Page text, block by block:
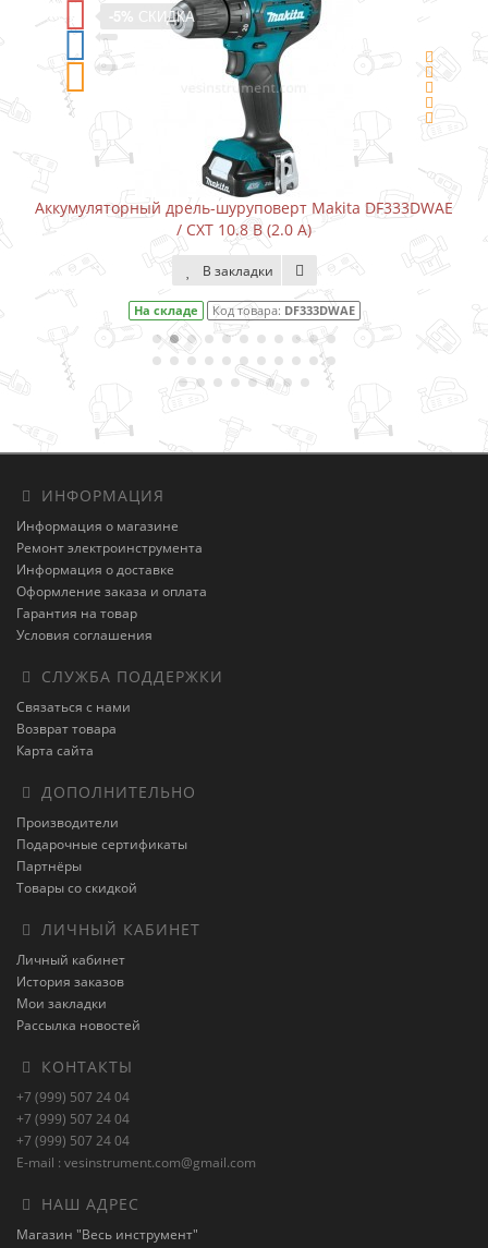
СКИДКА
Аккумуляторный дрель-шуруповерт Makita DF333DWAE
/ CXT 10.8 В (2.0 А)
В закладки
На складе Код товара: DF333DWAE
ИНФОРМАЦИЯ
Информация о магазине
Ремонт электроинструмента
Информация о доставке
Оформление заказа и оплата
Гарантия на товар
Условия соглашения
СЛУЖБА ПОДДЕРЖКИ
Связаться с нами
Возврат товара
Карта сайта
ДОПОЛНИТЕЛЬНО
Производители
Подарочные сертификаты
Партнёры
Товары со скидкой
ЛИЧНЫЙ КАБИНЕТ
Личный кабинет
История заказов
Мои закладки
Рассылка новостей
КОНТАКТЫ
+7 (999) 507 24 04
+7 (999) 507 24 04
+7 (999) 507 24 04
E-mail : vesinstrument.com@gmail.com
НАШ АДРЕС
Магазин "Весь инструмент"